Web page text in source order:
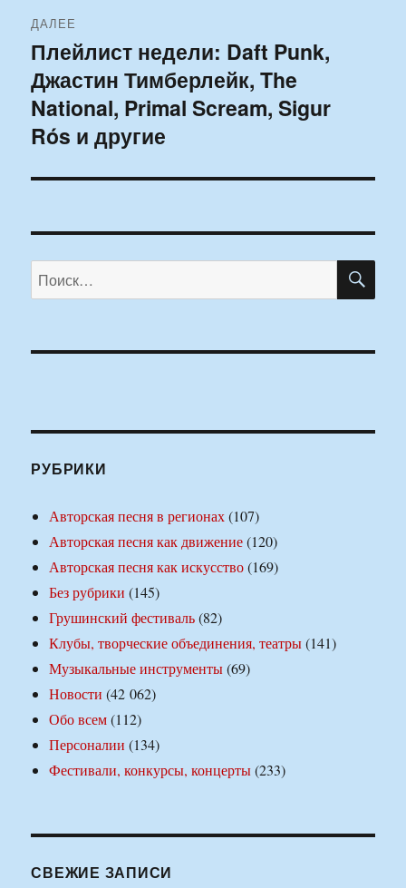
ДАЛЕЕ
Следующая
запись:
Плейлист недели: Daft Punk,
Джастин Тимберлейк, The
National, Primal Scream, Sigur
Rós и другие
Искать:
РУБРИКИ
Авторская песня в регионах(107)
Авторская песня как движение(120)
Авторская песня как искусство(169)
Без рубрики (145)
Грушинский фестиваль(82)
Клубы, творческие объединения, театры(141)
Музыкальные инструменты(69)
Новости (42 062)
Обо всем(112)
Персоналии (134)
Фестивали, конкурсы, концерты(233)
СВЕЖИЕ ЗАПИСИ